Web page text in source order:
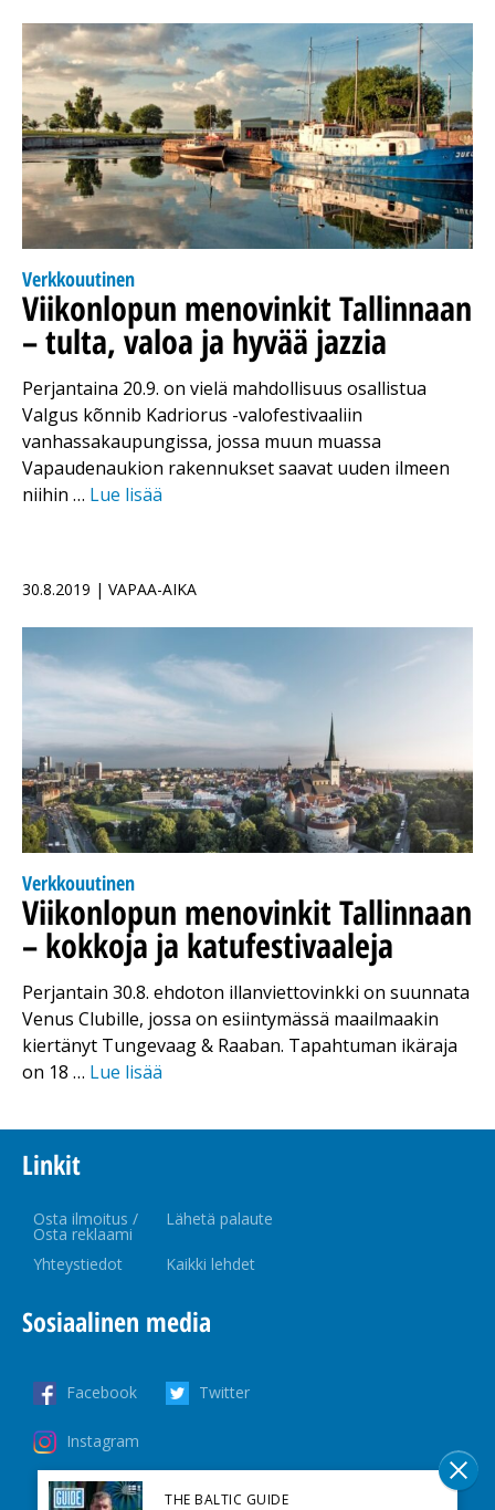
Verkkouutinen
Viikonlopun menovinkit Tallinnaan
– tulta, valoa ja hyvää jazzia
Perjantaina 20.9. on vielä mahdollisuus osallistua
Valgus kõnnib Kadriorus -valofestivaaliin
vanhassakaupungissa, jossa muun muassa
Vapaudenaukion rakennukset saavat uuden ilmeen
niihin … Lue lisää
30.8.2019 | VAPAA-AIKA
Verkkouutinen
Viikonlopun menovinkit Tallinnaan
– kokkoja ja katufestivaaleja
Perjantain 30.8. ehdoton illanviettovinkki on suunnata
Venus Clubille, jossa on esiintymässä maailmaakin
kiertänyt Tungevaag & Raaban. Tapahtuman ikäraja
on 18 … Lue lisää
THE BALTIC GUIDE
Linkit
Osta ilmoitus /
Osta reklaami
Lähetä palaute
Yhteystiedot Kaikki lehdet
Sosiaalinen media
Facebook Twitter
Instagram